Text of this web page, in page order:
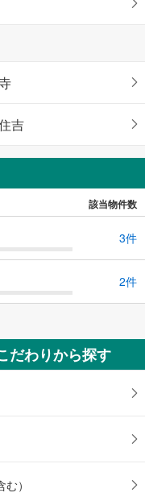
吉
該当物件数
3件
2件
だわりから探す
）